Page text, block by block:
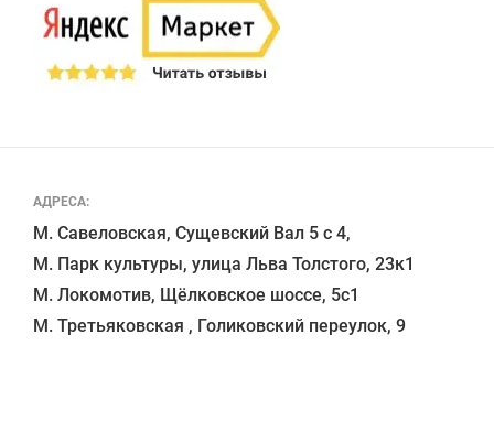
АДРЕСА:
М. Савеловская, Сущевский Вал 5 с 4,
М. Парк культуры, улица Льва Толстого, 23к1
М. Локомотив, Щёлковское шоссе, 5с1